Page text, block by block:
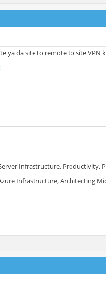
ya da site to remote to site
Infrastructure, Productivity,
Infrastructure, Architecting